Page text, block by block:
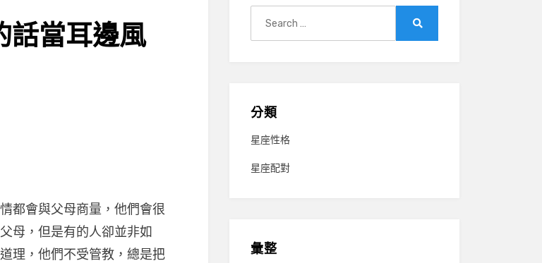
話當耳邊風
會與父母商量，他們會很
母，但是有的人卻並非如
理，他們不受管教，總是把
分類
星座性格
星座配對
彙整